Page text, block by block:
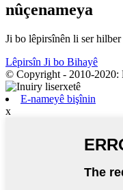
nûçenameya
Ji bo lêpirsînên li ser
Lêpirsîn Ji bo Bihayê
© Copyright - 2010-2020:
E-nameyê bişînin
x